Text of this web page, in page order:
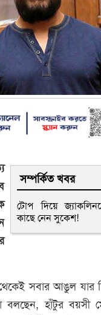
সম্পর্কিত খবর
টোপ দিয়ে
কাছে নেন সুকেশ!
সবার আঙুল যার
বলছেন, হাঁটুর বয়সী